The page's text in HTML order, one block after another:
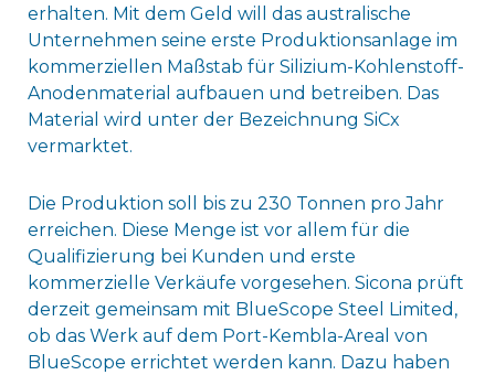
erhalten. Mit dem Geld will das australische
Unternehmen seine erste Produktionsanlage im
kommerziellen Maßstab für Silizium-Kohlenstoff-
Anodenmaterial aufbauen und betreiben. Das
Material wird unter der Bezeichnung SiCx
vermarktet.
Die Produktion soll bis zu 230 Tonnen pro Jahr
erreichen. Diese Menge ist vor allem für die
Qualifizierung bei Kunden und erste
kommerzielle Verkäufe vorgesehen. Sicona prüft
derzeit gemeinsam mit BlueScope Steel Limited,
ob das Werk auf dem Port-Kembla-Areal von
BlueScope errichtet werden kann. Dazu haben